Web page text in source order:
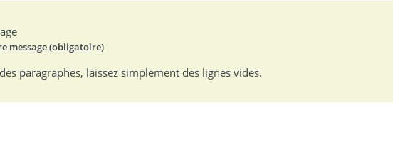
Texte de votre message (obligatoire)
paragraphes, laissez simplement des lignes vides.